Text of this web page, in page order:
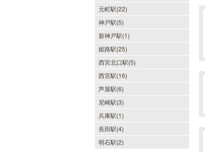
元町駅(22)
神戸駅(5)
新神戸駅(1)
姫路駅(25)
西宮北口駅(5)
西宮駅(16)
芦屋駅(6)
尼崎駅(3)
兵庫駅(1)
長田駅(4)
明石駅(2)